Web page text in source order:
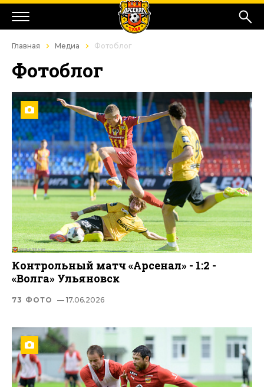
Главная Медиа Фотоблог
Фотоблог
Контрольный матч «Арсенал» - 1:2 -
«Волга» Ульяновск
73 ФОТО — 17.06.2026